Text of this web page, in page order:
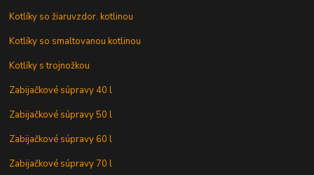
Kotlíky so žiaruvzdor. kotlinou
Kotlíky so smaltovanou kotlinou
Kotlíky s trojnožkou
Zabijačkové súpravy 40 l
Zabijačkové súpravy 50 l
Zabijačkové súpravy 60 l
Zabijačkové súpravy 70 l